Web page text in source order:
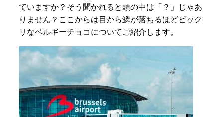
ていますか？そう聞かれると頭の中は「？」じゃあ
りません？ここからは目から鱗が落ちるほどビック
リなベルギーチョコについてご紹介します。